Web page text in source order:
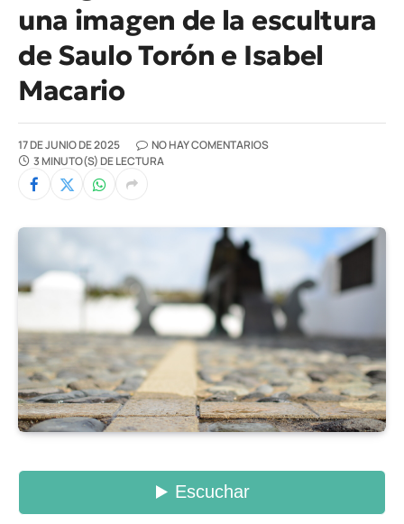
una imagen de la escultura
de Saulo Torón e Isabel
Macario
17 DE JUNIO DE 2025
NO HAY COMENTARIOS
3 MINUTO(S) DE LECTURA